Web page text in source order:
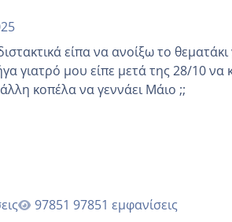
είπα να ανοίξω το θεματάκι
γιατρό μου είπε μετά της 28/10 να
καμιά άλλη κοπέλα να γεννάει Μάιο ;;
97851 εμφανίσεις